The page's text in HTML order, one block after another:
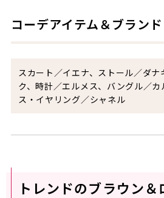
コーデアイテム＆ブランド
スカート／イエナ、ストール／ダ
ク、時計／エルメス、バングル／
ス・イヤリング／シャネル
トレンドのブラウン